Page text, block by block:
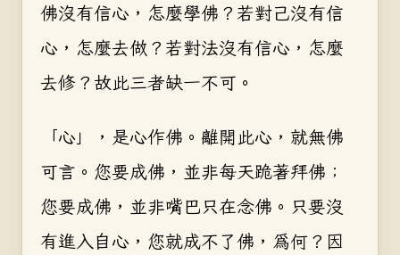
佛沒有信心，怎麼學佛？若對己沒有信
心，怎麼去做？若對法沒有信心，怎麼
去修？故此三者缺一不可。
「心」，是心作佛。離開此心，就無佛
可言。您要成佛，並非每天跪著拜佛；
您要成佛，並非嘴巴只在念佛。只要沒
有進入自心，您就成不了佛，為何？因